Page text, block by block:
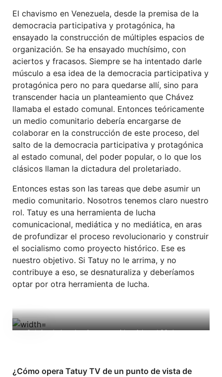
El chavismo en Venezuela, desde la premisa de la
democracia participativa y protagónica, ha
ensayado la construcción de múltiples espacios de
organización. Se ha ensayado muchísimo, con
aciertos y fracasos. Siempre se ha intentado darle
músculo a esa idea de la democracia participativa y
protagónica pero no para quedarse allí, sino para
transcender hacia un planteamiento que Chávez
llamaba el estado comunal. Entonces teóricamente
un medio comunitario debería encargarse de
colaborar en la construcción de este proceso, del
salto de la democracia participativa y protagónica
al estado comunal, del poder popular, o lo que los
clásicos llaman la dictadura del proletariado.
Entonces estas son las tareas que debe asumir un
medio comunitario. Nosotros tenemos claro nuestro
rol. Tatuy es una herramienta de lucha
comunicacional, mediática y no mediática, en aras
de profundizar el proceso revolucionario y construir
el socialismo como proyecto histórico. Ese es
nuestro objetivo. Si Tatuy no le arrima, y no
contribuye a eso, se desnaturaliza y deberíamos
optar por otra herramienta de lucha.
Cubriendo las elecciones presidenciales el 20 de mayo
¿Cómo opera Tatuy TV de un punto de vista de